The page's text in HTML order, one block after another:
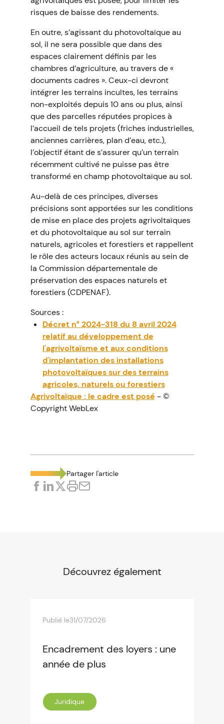
risques de baisse des rendements.
En outre, s’agissant du photovoltaïque au
sol, il ne sera possible que dans des
espaces clairement définis par les
chambres d’agriculture, au travers de «
documents cadres ». Ceux-ci devront
intégrer les terrains incultes, les terrains
non-exploités depuis 10 ans ou plus, ainsi
que des parcelles réputées propices à
l’accueil de tels projets (friches industrielles,
anciennes carrières, plan d’eau, etc.),
l’objectif étant de s’assurer qu’un terrain
récemment cultivé ne puisse pas être
transformé en champ photovoltaïque au sol.
Au-delà de ces principes, diverses
précisions sont apportées sur les conditions
de mise en place des projets agrivoltaïques
et du photovoltaïque au sol sur terrain
naturels, agricoles et forestiers et rappellent
le rôle des acteurs locaux réunis au sein de
la Commission départementale de
préservation des espaces naturels et
forestiers (CDPENAF).
Sources :
Décret n° 2024-318 du 8 avril 2024
relatif au développement de
l'agrivoltaïsme et aux conditions
d'implantation des installations
photovoltaïques sur des terrains
agricoles, naturels ou forestiers
Agrivoltaïque : le cadre est posé - ©
Copyright WebLex
Partager l'article
Découvrez également
Publié le31/07/2026
Encadrement des loyers : une
année de plus
Juridique